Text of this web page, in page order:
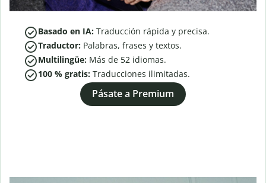
Basado en IA: Traducción rápida y precisa.
Traductor: Palabras, frases y textos.
Multilingüe: Más de 52 idiomas.
100 % gratis: Traducciones ilimitadas.
Pásate a Premium